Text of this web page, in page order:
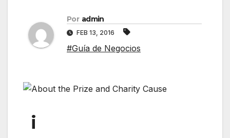
Por admin
FEB 13, 2016
#Guía de Negocios
i